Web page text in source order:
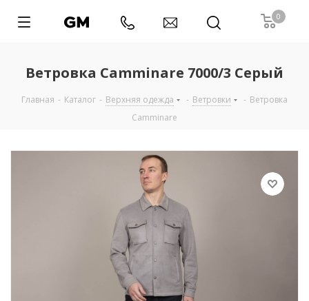
0
Ветровка Camminare 7000/3 Серый
Главная - Каталог - Верхняя одежда - Ветровки - Ветровка
Camminare